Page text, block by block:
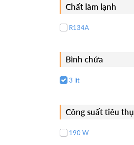
Chất làm lạnh
R134A
Bình chứa
3 lít
Công suất tiêu thụ
190 W